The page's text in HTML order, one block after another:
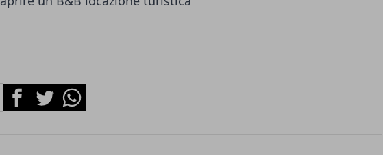
FacebookTwitterWhatsapp